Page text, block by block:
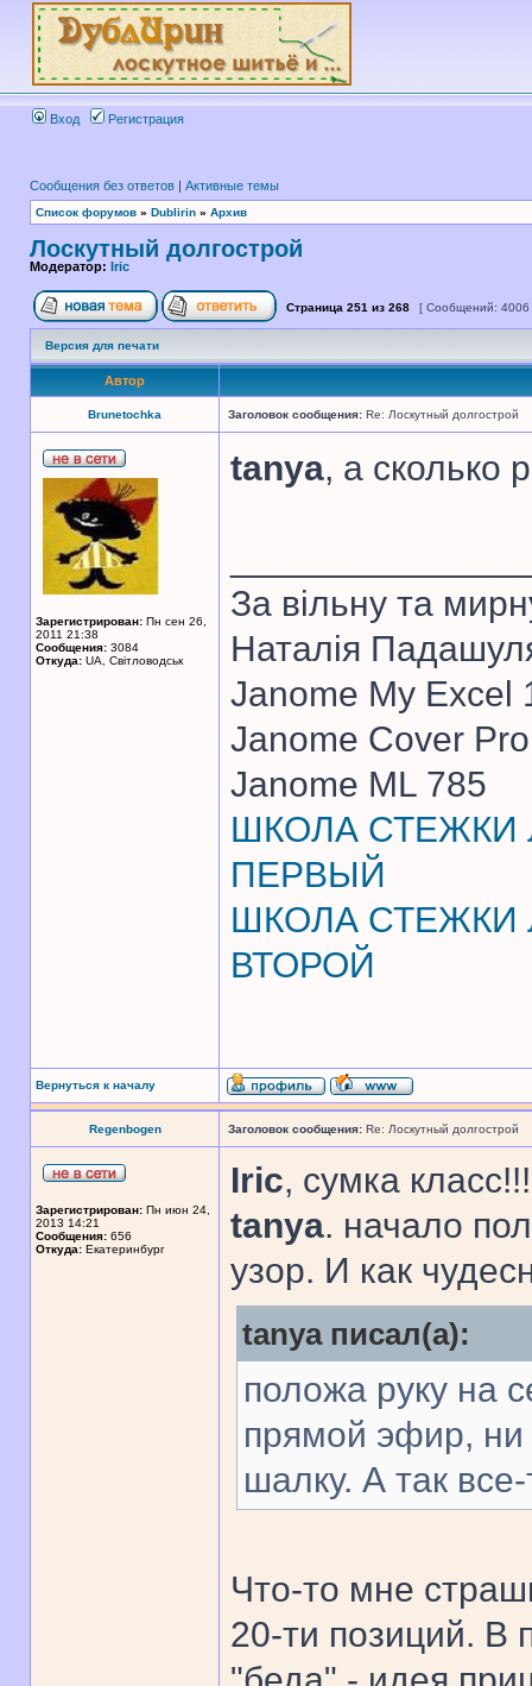
Вход Регистрация
Сообщения без ответов | Активные темы
Список форумов » Dublirin » Архив
Лоскутный долгострой
Модератор: Iric
Страница 251 из 268 [ Сообщений:
Версия для печати
Автор
Brunetochka Заголовок сообщения: Re: Лоскутный долгострой
Зарегистрирован: Пн сен 26,
2011 21:38
Сообщения: 3084
Откуда: UA, Свiтловодськ
tanya, а сколько
За вiльну та
Наталiя
Janome My Excel
Janome Cover
Janome ML 785
ШКОЛА СТЕЖКИ
ПЕРВЫЙ
ШКОЛА СТЕЖКИ
ВТОРОЙ
Вернуться к началу
Regenbogen Заголовок сообщения: Re: Лоскутный долгострой
Зарегистрирован: Пн июн 24,
2013 14:21
Сообщения: 656
Откуда: Екатеринбург
Iric, сумка класс!!!
tanya. начало
узор. И как
tanya писал(а):
положа руку на
прямой эфир, ни
шалку. А так
Что-то мне
20-ти позиций. В